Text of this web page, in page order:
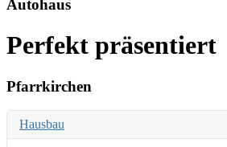
Autohaus
Perfekt präsentiert
Pfarrkirchen
Hausbau